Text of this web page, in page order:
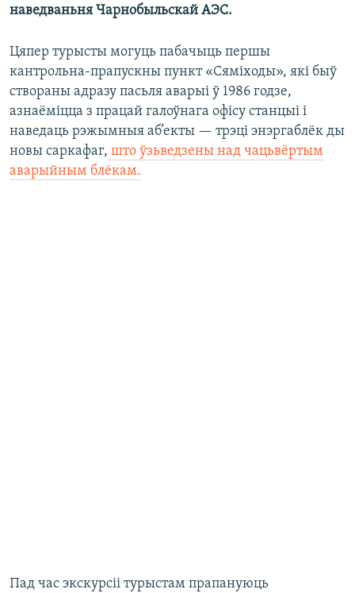
наведваньня Чарнобыльскай АЭС.
Цяпер турысты могуць пабачыць першы
кантрольна-прапускны пункт «Сяміходы», які быў
створаны адразу пасьля аварыі ў 1986 годзе,
азнаёміцца з працай галоўнага офісу станцыі і
наведаць рэжымныя аб’екты — трэці энэргаблёк ды
новы саркафаг, што ўзьведзены над чацьвёртым
аварыйным блёкам.
Пад час экскурсіі турыстам прапануюць